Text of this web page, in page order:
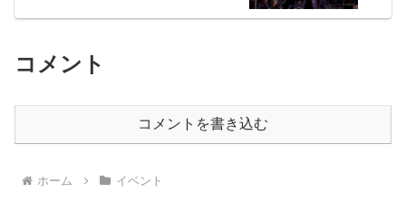
コメント
コメントを書き込む
ホーム イベント